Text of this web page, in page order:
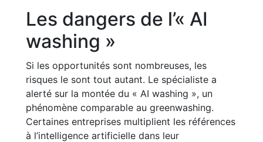
Les dangers de l’« AI
washing »
Si les opportunités sont nombreuses, les
risques le sont tout autant. Le spécialiste a
alerté sur la montée du « AI washing », un
phénomène comparable au greenwashing.
Certaines entreprises multiplient les références
à l’intelligence artificielle dans leur